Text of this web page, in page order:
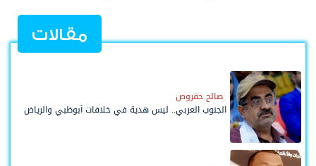
مقالات
صالح حقروص
الجنوب العربي.. ليس هدية في خلافات أبوظبي والرياض